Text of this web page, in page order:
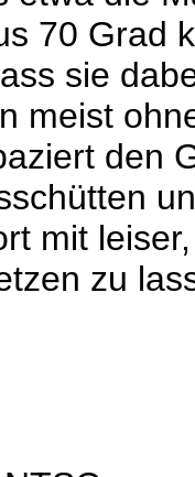
70 Grad
sie
meist
den
mit
zu